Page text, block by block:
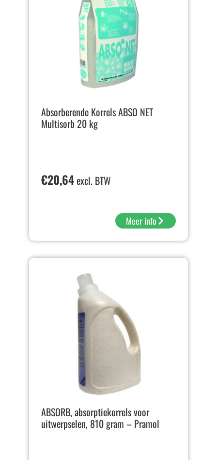
Absorberende Korrels ABSO NET
Multisorb 20 kg
€20,64excl. BTW
Meer info
ABSORB, absorptiekorrels voor
uitwerpselen, 810 gram – Pramol